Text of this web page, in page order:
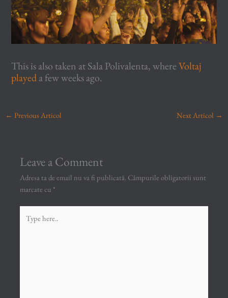
This is also taken at Sala Polivalenta, whereVoltaj
playeda few weeks ago.
← Previous Articol Next Articol →
Leave a Comment
Adresa ta de email nu va fi publicată. Câmpurile obligatorii sunt
marcate cu *
here..